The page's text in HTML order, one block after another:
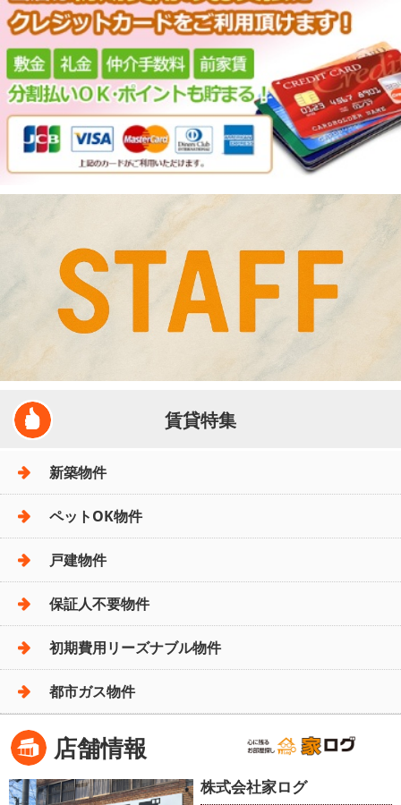
賃貸特集
新築物件
ペットOK物件
戸建物件
保証人不要物件
初期費用リーズナブル物件
都市ガス物件
店舗情報
株式会社家ログ